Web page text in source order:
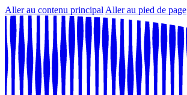
Aller au contenu principal Aller au pied de page